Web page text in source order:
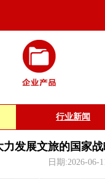
行业新闻
力发展文旅的国家
日期:2026-06-